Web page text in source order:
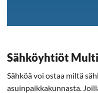
Sähköyhtiöt
Sähköä voi ostaa miltä
asuinpaikkakunnasta.